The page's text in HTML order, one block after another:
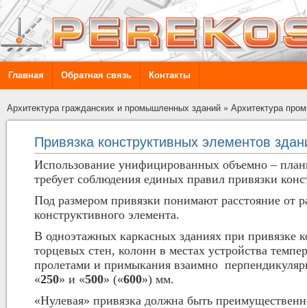
Главная Обратная связь Контакты
Архитектура гражданских и промышленных зданий » Архитектура
Привязка конструктивных элементов
Использование унифицированных объемно –
требует соблюдения единых правил привязки
Под размером привязки понимают расстояние от
конструктивного элемента.
В одноэтажных каркасных зданиях при
торцевых стен, колонн в местах устройства
пролетами и примыкания взаимно
«250» и «500» («600») мм.
«Нулевая» привязка должна быть